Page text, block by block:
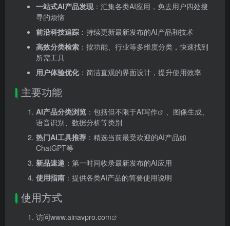
一站式AI产品发现：汇集各类AI应用，免去用户四处搜
寻的烦恼
前沿科技追踪 ：持续更新最新发布的AI产品和技术
高效分类检索 ：按功能、行业等多维度分类，快速找到
所需工具
用户体验优化：简洁直观的界面设计，提升使用效率
主要功能
AI产品分类浏览 ：包括但不限于AI写作
、图像生成、
语音识别、数据分析等类别
热门AI工具推荐 ：精选当前最受欢迎的AI产品如
ChatGPT等
新品速递 ：第一时间收录最新发布的AI应用
使用指南 ：提供各类AI产品的简要使用说明
使用方式
访问www.ainavpro.com